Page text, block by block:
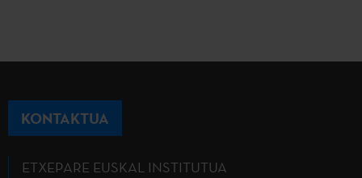
KONTAKTUA
ETXEPARE EUSKAL INSTITUTUA